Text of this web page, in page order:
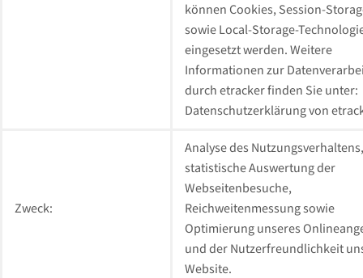
können Cookies, Session-
sowie Local-Storage-
eingesetzt werden. Weitere
Informationen zur
durch etracker finden Sie unter:
Datenschutzerklärung von
Zweck:
Analyse des Nutzungsverhaltens,
statistische Auswertung der
Webseitenbesuche,
Reichweitenmessung sowie
Optimierung unseres
und der Nutzerfreundlichkeit
Website.